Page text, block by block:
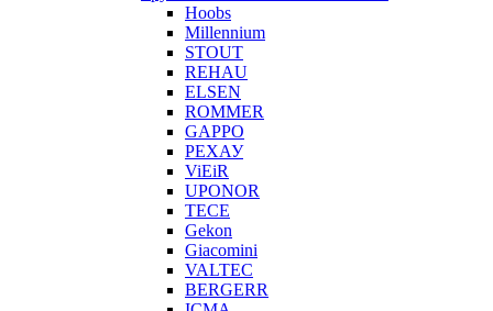
Hoobs
Millennium
STOUT
REHAU
ELSEN
ROMMER
GAPPO
РЕХАУ
ViEiR
UPONOR
TECE
Gekon
Giacomini
VALTEC
BERGERR